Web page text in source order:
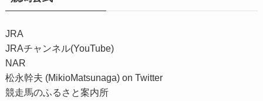
JRA
JRAチャンネル(YouTube)
NAR
松永幹夫 (MikioMatsunaga) on Twitter
競走馬のふるさと案内所